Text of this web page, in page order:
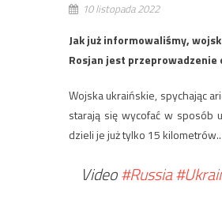
10 listopada 2022
Jak już informowaliśmy,
Rosjan jest
Wojska ukraińskie, spychając
starają się wycofać w sposób
dzieli je już tylko 15 kilometrów..
Video#Russia